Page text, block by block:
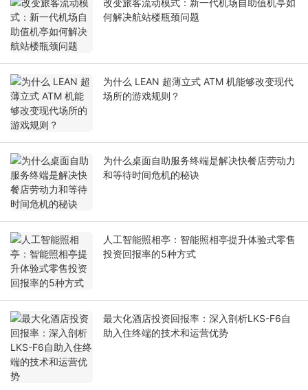
改变旅客流动模式：新一代机场自助值机亭如
何解决航站楼瓶颈问题
为什么 LEAN 超薄立式 ATM 机能够改变现代
场所的游戏规则？
为什么桌面自助服务终端是解决快餐店劳动力
和等待时间危机的秘诀
人工智能照相亭：智能照相亭提升体验式零售
投资回报率的5种方式
最大化酒店投资回报率：深入剖析LKS-F6自
助入住终端的技术和运营优势